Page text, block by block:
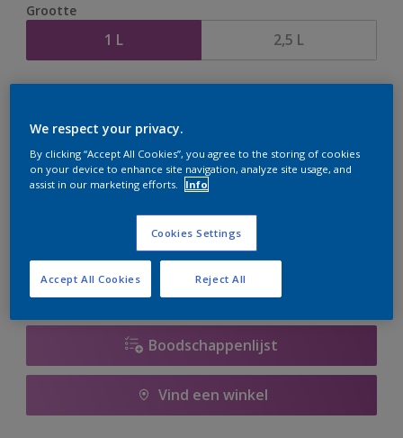
Grootte
1 L 2,5 L
Op dit moment is het niet mogelijk dit product online
te bestellen. Houd de website in de gaten, we werken
er hard aan om de voorraad aan te vullen.
Boodschappenlijst
Vind een winkel
We respect your privacy.
By clicking “Accept All Cookies”, you agree to the storing of cookies
on your device to enhance site navigation, analyze site usage, and
assist in our marketing efforts.
Info
Cookies Settings
Reject All
Accept All Cookies